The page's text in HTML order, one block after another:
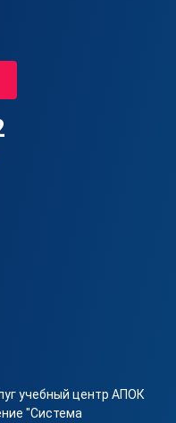
учебный центр АПОК
"Система